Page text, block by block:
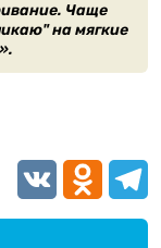
Чаще
на мягкие
VK